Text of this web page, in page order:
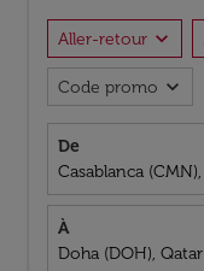
Aller-retour expand_more
Code promo expand_more
De
Casablanca
À
Doha (DOH), Qatar